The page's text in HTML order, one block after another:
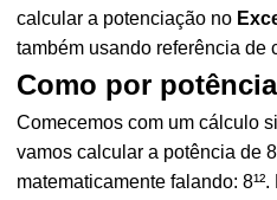
calcular a potenciação no
também usando referência de
Como por
Comecemos com um cálculo
vamos calcular a potência de
matematicamente falando: